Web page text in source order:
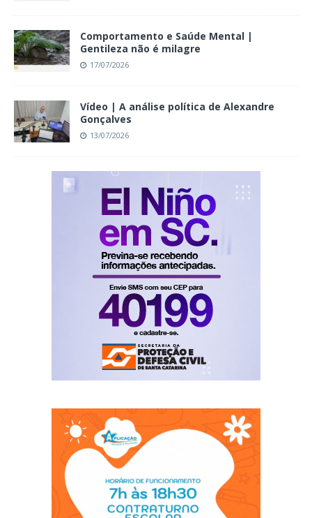
Comportamento e Saúde Mental |
Gentileza não é milagre
17/07/2026
Vídeo | A análise política de Alexandre
Gonçalves
13/07/2026